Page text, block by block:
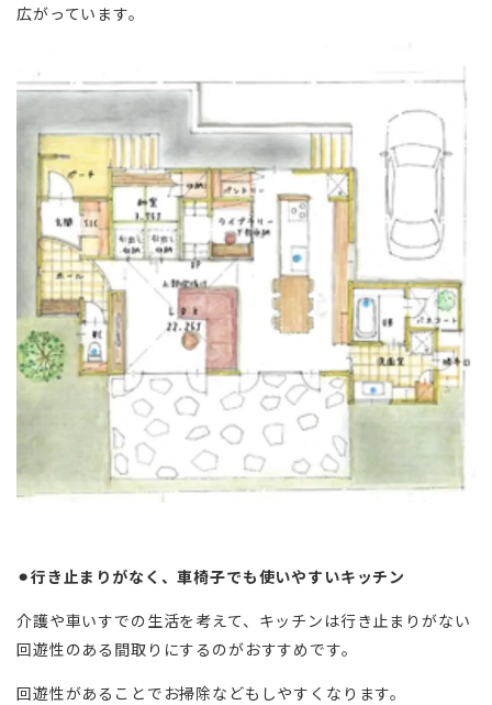
広がっています。
⚫︎行き止まりがなく、車椅子でも使いやすいキッチン
介護や車いすでの生活を考えて、キッチンは行き止まりがない
回遊性のある間取りにするのがおすすめです。
回遊性があることでお掃除などもしやすくなります。